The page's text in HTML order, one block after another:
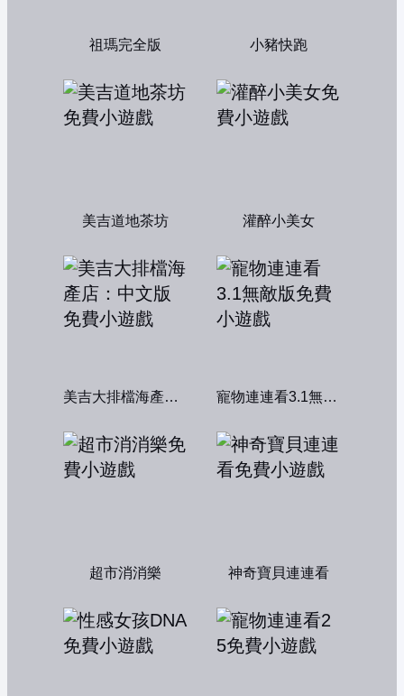
祖瑪完全版 小豬快跑
美吉道地茶坊 灌醉小美女
美吉大排檔海產店：中文版 寵物連連看3.1無敵版
超市消消樂 神奇寶貝連連看